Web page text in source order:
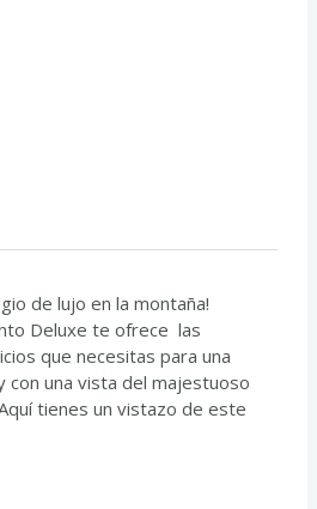
de lujo en la montaña!
Deluxe te ofrece las
que necesitas para una
con una vista del majestuoso
tienes un vistazo de este